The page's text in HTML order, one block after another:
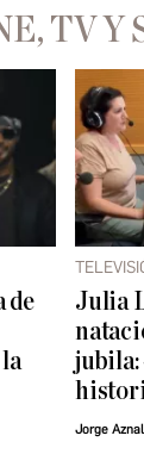
TV Y
de
Julia
jubila:
Jorge Aznal